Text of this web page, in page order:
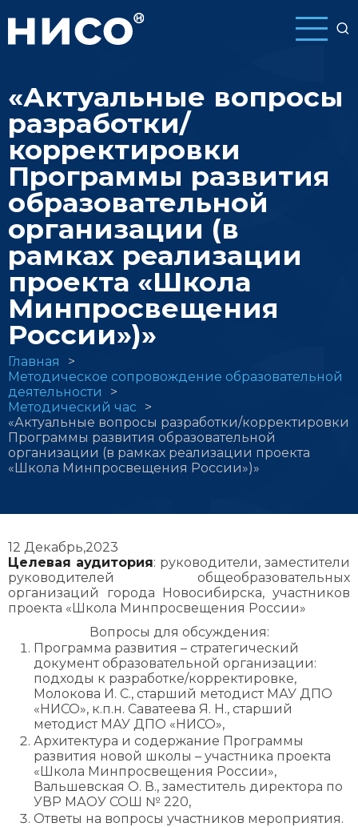
основному
«Актуальные вопросы
разработки/
корректировки
Программы развития
образовательной
организации (в
рамках реализации
проекта «Школа
Минпросвещения
России»)»
Строка
навигации
Главная
Методическое сопровождение образовательной
деятельности
Методический час
«Актуальные вопросы разработки/корректировки
Программы развития образовательной
организации (в рамках реализации проекта
«Школа Минпросвещения России»)»
12 Декабрь,2023
Целевая аудитория: руководители, заместители
руководителей общеобразовательных
организаций города Новосибирска, участников
проекта «Школа Минпросвещения России»
Вопросы для обсуждения:
Программа развития – стратегический
документ образовательной организации:
подходы к разработке/корректировке,
Молокова И. С., старший методист МАУ ДПО
«НИСО», к.п.н. Саватеева Я. Н., старший
методист МАУ ДПО «НИСО»,
Архитектура и содержание Программы
развития новой школы – участника проекта
«Школа Минпросвещения России»,
Вальшевская О. В., заместитель директора по
УВР МАОУ СОШ № 220,
Ответы на вопросы участников мероприятия.